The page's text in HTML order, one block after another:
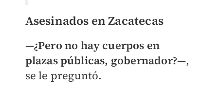
Asesinados en Zacatecas
—¿Pero no hay cuerpos en
plazas públicas, gobernador?—,
se le preguntó.